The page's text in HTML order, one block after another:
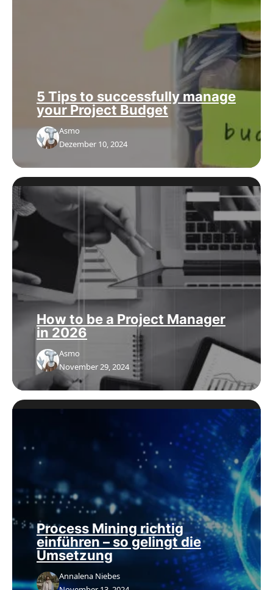
5 Tips to successfully manage
your Project Budget
Asmo
Dezember 10, 2024
How to be a Project Manager
in 2026
Asmo
November 29, 2024
Process Mining richtig
einführen – so gelingt die
Umsetzung
Annalena Niebes